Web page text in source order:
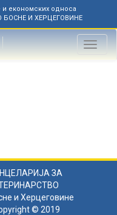
економских односа
БОСНЕ И ХЕРЦЕГОВИНЕ
Toggle
ЗА
и Херцеговине
© 2019